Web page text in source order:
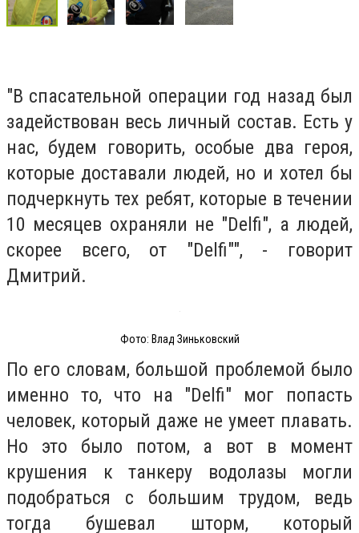
"В спасательной операции год назад был
задействован весь личный состав. Есть у
нас, будем говорить, особые два героя,
которые доставали людей, но и хотел бы
подчеркнуть тех ребят, которые в течении
10 месяцев охраняли не "Delfi", а людей,
скорее всего, от "Delfi"", - говорит
Дмитрий.
Фото: Влад Зиньковский
По его словам, большой проблемой было
именно то, что на "Delfi" мог попасть
человек, который даже не умеет плавать.
Но это было потом, а вот в момент
крушения к танкеру водолазы могли
подобраться с большим трудом, ведь
тогда бушевал шторм, который